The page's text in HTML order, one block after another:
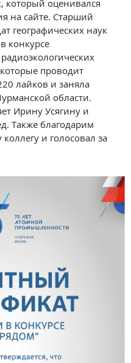
который оценивался
на сайте. Старший
географических наук
конкурсе
проводит
лайков и заняла
области.
Ирину Усягину и
Также благодарим
и голосовал за